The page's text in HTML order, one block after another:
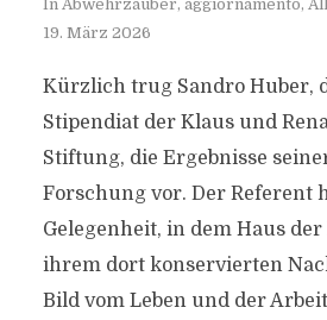
In Abwehrzauber, aggiornamento,
19. März 2026
Kürzlich trug Sandro Huber,
Stipendiat der Klaus und
Stiftung, die Ergebnisse
Forschung vor. Der Referent
Gelegenheit, in dem Haus
ihrem dort konservierten
Bild vom Leben und der